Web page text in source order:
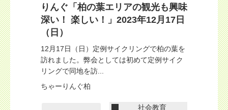
りんぐ「柏の葉エリアの観光も興味
深い！ 楽しい！」2023年12月17日
（日）
12月17日（日）定例サイクリングで柏の葉を
訪れました。弊会としては初めて定例サイク
リングで同地を訪...
ちゃーりんぐ柏
社会教育